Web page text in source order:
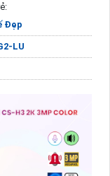
Đẹp
LU